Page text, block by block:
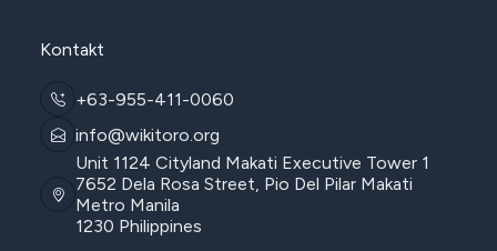
Kontakt
+63-955-411-0060
info@wikitoro.org
Unit 1124 Cityland Makati Executive Tower 1
7652 Dela Rosa Street, Pio Del Pilar Makati
Metro Manila
1230 Philippines